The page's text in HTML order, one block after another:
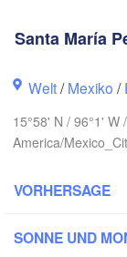
Santa María
Welt/Mexiko /
15°58' N / 96°1'
America/
VORHERSAGE
SONNE UND
Potosí
Ciudad de